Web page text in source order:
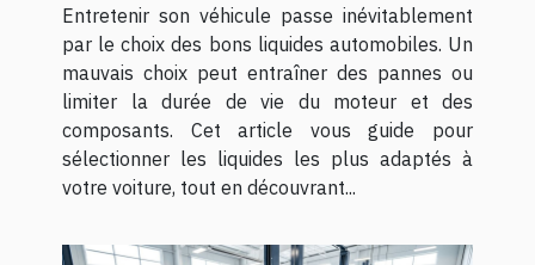
Entretenir son véhicule passe inévitablement
par le choix des bons liquides automobiles. Un
mauvais choix peut entraîner des pannes ou
limiter la durée de vie du moteur et des
composants. Cet article vous guide pour
sélectionner les liquides les plus adaptés à
votre voiture, tout en découvrant...